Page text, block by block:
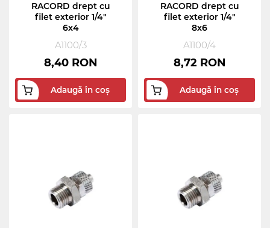
RACORD drept cu
filet exterior 1/4"
6x4
A1100/3
8,40 RON
Adaugă în coș
RACORD drept cu
filet exterior 1/4"
8x6
A1100/4
8,72 RON
Adaugă în coș